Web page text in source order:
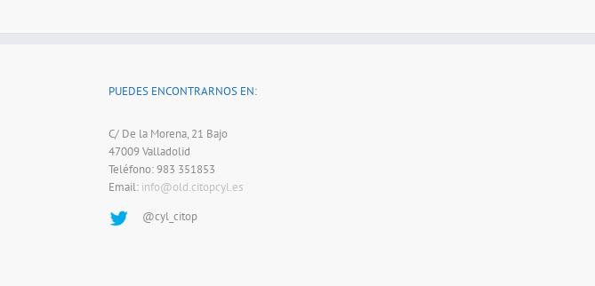
PUEDES ENCONTRARNOS EN:
C/ De la Morena, 21 Bajo
47009 Valladolid
Teléfono: 983 351853
Email: info@old.citopcyl.es
@cyl_citop